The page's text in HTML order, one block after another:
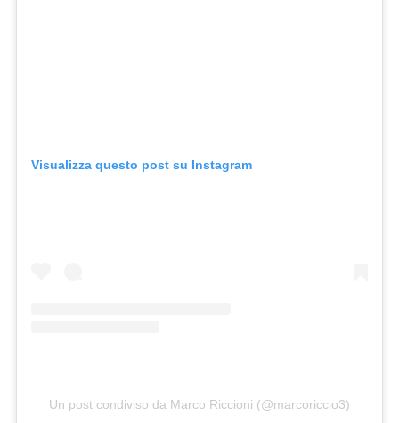
Visualizza questo post su Instagram
Un post condiviso da Marco Riccioni (@marcoriccio3)